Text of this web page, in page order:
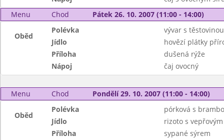
Menu
Chod Pátek 26. 10. 2007 (11:00 - 14:00)
Oběd
Polévka
vývar s těstovinou
Jídlo
hovězí plátky
Příloha
dušená rýže
Nápoj
čaj ovocný
Menu Chod Pondělí 29. 10. 2007 (11:00 - 14:00)
Oběd
Polévka
pórková s
Jídlo
rizoto s
Příloha
sypané sýrem